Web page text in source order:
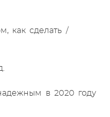
как сделать /
в 2020 году